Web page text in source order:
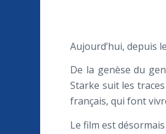
Aujourd’hui, depuis
De la genèse du
Starke suit les
français, qui font
Le film est